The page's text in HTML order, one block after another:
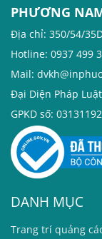
PHƯƠNG
Địa chỉ: 350/54/
Hotline: 0937 499
Mail:
Đại Diện Pháp
GPKD số:
DANH MỤC
Trang trí quảng